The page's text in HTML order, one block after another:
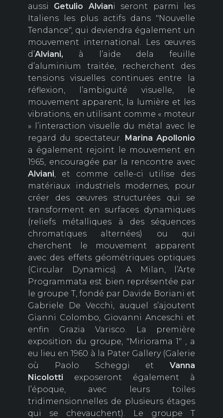
aussi Getulio Alviani seront parmi les
Italiens les plus actifs dans "Nouvelle
Tendance", qui deviendra également un
mouvement international. Les œuvres
d’Alviani, à l’aide dela feuille
d’aluminium traitée, recherchent des
tensions visuelles continues entre la
réflexion, l’ambiguïté visuelle, le
mouvement apparent, la lumière et les
vibrations, en utilisant comme « moteur
» l’interaction visuelle du métal avec le
regard du spectateur. Marina Apollonio
a également rejoint le mouvement en
1965, encouragée par la rencontre avec
Alviani, et comme celle-ci utilise des
matériaux industriels modernes, pour
créer des œuvres structurées qui se
transforment en surfaces dynamiques
(reliefs métalliques à des séquences
chromatiques alternées) ou qui
cherchent le mouvement apparent
avec des effets géométriques optiques
(Circular Dynamics). A Milan, l’Arte
Programmata est bien représentée par
le groupe T, fondé par Davide Boriani et
Gabriele De Vecchi, auquel s’ajoutent
Gianni Colombo, Giovanni Anceschi et
enfin Grazia Varisco. La première
exposition du groupe, "Miriorama 1" , a
eu lieu en 1960 à la Pater Gallery (Galerie
où Paolo Scheggi et Vanna
Nicolotti exposeront également à
l’époque, avec leurs toiles
tridimensionnelles de plusieurs étages
qui se chevauchent). Le groupe T